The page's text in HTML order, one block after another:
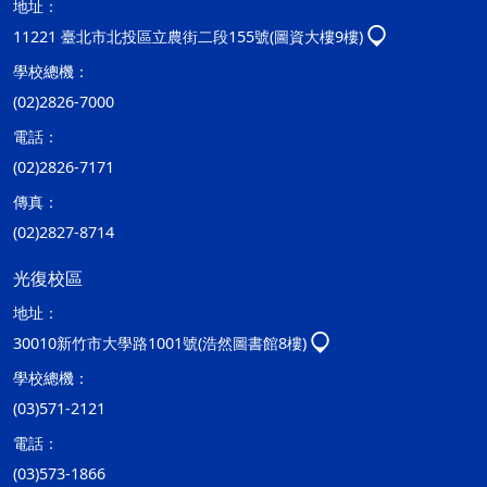
地址：
11221 臺北市北投區立農街二段155號(圖資大樓9樓)
學校總機：
(02)2826-7000
電話：
(02)2826-7171
傳真：
(02)2827-8714
光復校區
地址：
30010新竹市大學路1001號(浩然圖書館8樓)
學校總機：
(03)571-2121
電話：
(03)573-1866